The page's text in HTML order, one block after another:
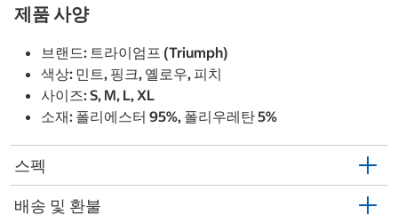
제품 사양
브랜드: 트라이엄프 (Triumph)
색상: 민트, 핑크, 옐로우, 피치
사이즈: S, M, L, XL
소재: 폴리에스터 95%, 폴리우레탄 5%
스펙
배송 및 환불